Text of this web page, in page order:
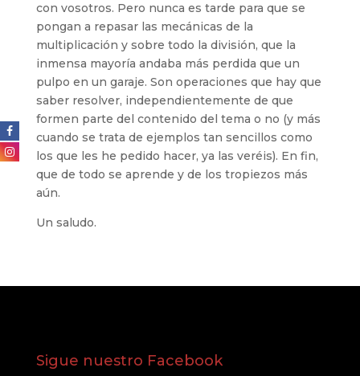
con vosotros. Pero nunca es tarde para que se
pongan a repasar las mecánicas de la
multiplicación y sobre todo la división, que la
inmensa mayoría andaba más perdida que un
pulpo en un garaje. Son operaciones que hay que
saber resolver, independientemente de que
formen parte del contenido del tema o no (y más
cuando se trata de ejemplos tan sencillos como
los que les he pedido hacer, ya las veréis). En fin,
que de todo se aprende y de los tropiezos más
aún.
Un saludo.
Sigue nuestro Facebook